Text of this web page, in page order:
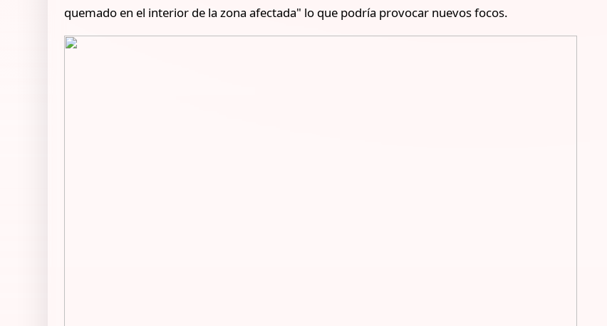
quemado en el interior de la zona afectada" lo que podría provocar nuevos focos.